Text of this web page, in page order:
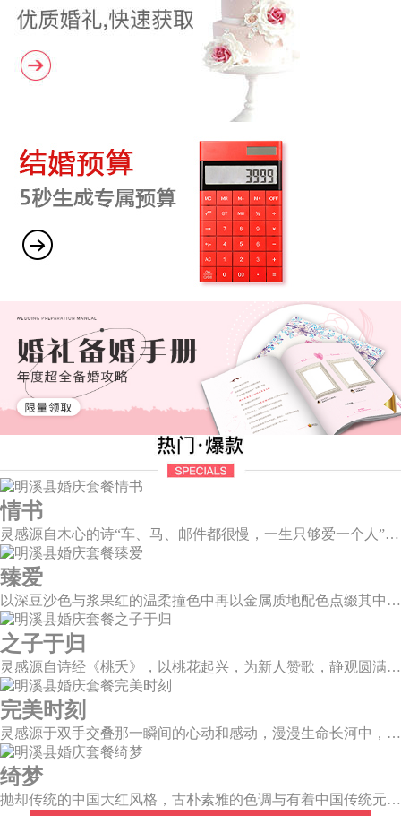
情书
灵感源自木心的诗“车、马、邮件都很慢，一生只够爱一个人”。那是一个情书里的年代，见字如面，纸短情长，想为你再写一纸情书，一字一句掂量，把文字写成我思念的模样。
臻爱
以深豆沙色与浆果红的温柔撞色中再以金属质地配色点缀其中，张弛之中打造一个柔和且独立的婚礼空间。别致质感而又不失浪漫温情，拉开了如电影唯美诗意的篇章。
之子于归
灵感源自诗经《桃夭》，以桃花起兴，为新人赞歌，静观圆满和乐的东方情调；山水院落，书香雅意，在古韵臻境间晕染缱绻深情。
完美时刻
灵感源于双手交叠那一瞬间的心动和感动，漫漫生命长河中，我不再是浮光掠影，而是永恒陪伴。唯有华美，才能与这一刻相匹配。
绮梦
抛却传统的中国大红风格，古朴素雅的色调与有着中国传统元素相辅相成的新中式风格，象形山岚造型、建筑风格的屏风设计、摇曳生姿的芦苇花艺，带你走进一个充满中式情怀的东方绮梦。